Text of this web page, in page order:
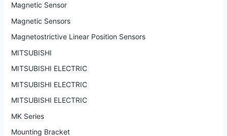
Magnetic Sensor
Magnetic Sensors
Magnetostrictive Linear Position Sensors
MITSUBISHI
MITSUBISHI ELECTRIC
MITSUBISHI ELECTRIC
MITSUBISHI ELECTRIC
MK Series
Mounting Bracket